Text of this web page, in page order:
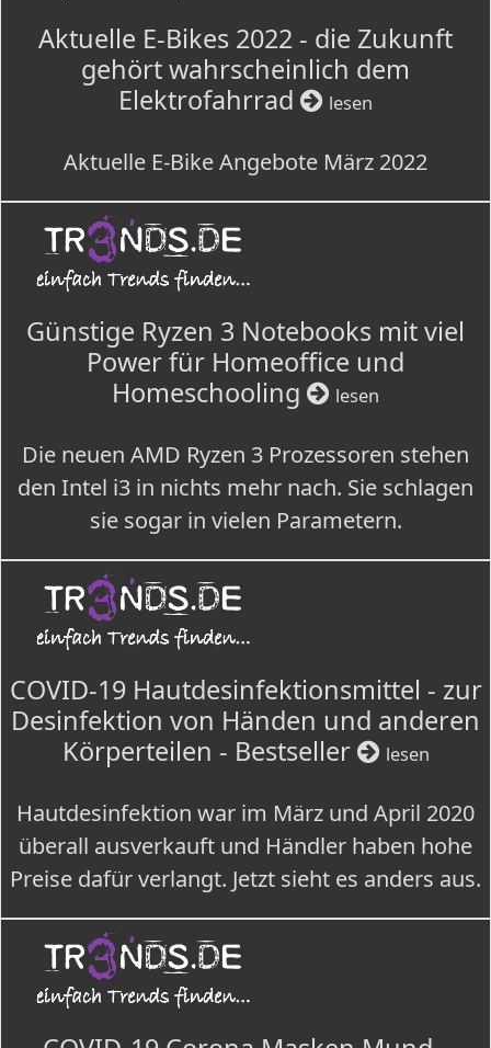
Aktuelle E-Bikes 2022 - die Zukunft
gehört wahrscheinlich dem
Elektrofahrrad
lesen
Aktuelle E-Bike Angebote März 2022
Günstige Ryzen 3 Notebooks mit viel
Power für Homeoffice und
Homeschooling
lesen
Die neuen AMD Ryzen 3 Prozessoren stehen
den Intel i3 in nichts mehr nach. Sie schlagen
sie sogar in vielen Parametern.
COVID-19 Hautdesinfektionsmittel - zur
Desinfektion von Händen und anderen
Körperteilen - Bestseller
lesen
Hautdesinfektion war im März und April 2020
überall ausverkauft und Händler haben hohe
Preise dafür verlangt. Jetzt sieht es anders aus.